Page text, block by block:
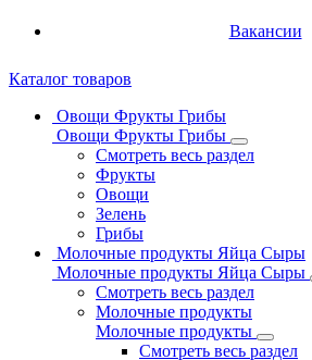
Вакансии
Каталог товаров
Овощи Фрукты Грибы
Овощи Фрукты Грибы
Смотреть весь раздел
Фрукты
Овощи
Зелень
Грибы
Молочные продукты Яйца Сыры
Молочные продукты Яйца Сыры
Смотреть весь раздел
Молочные продукты
Молочные продукты
Смотреть весь раздел